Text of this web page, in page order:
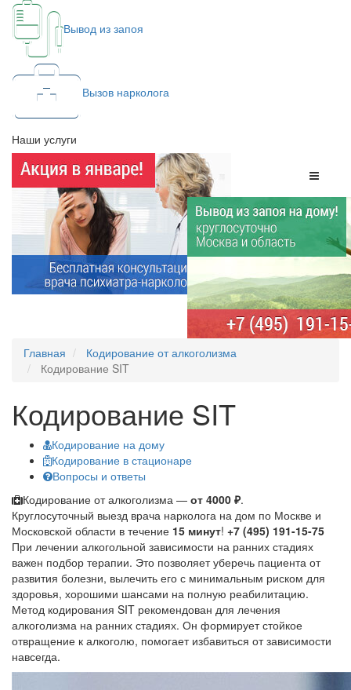
Вывод из запоя
Вызов нарколога
Наши услуги
Меню
Главная
Кодирование от алкоголизма
Кодирование SIT
Кодирование SIT
Кодирование на дому
Кодирование в стационаре
Вопросы и ответы
Кодирование от алкоголизма — от 4000 ₽.
Круглосуточный выезд врача нарколога на дом по Москве и
Московской области в течение 15 минут! +7 (495) 191-15-75
При лечении алкогольной зависимости на ранних стадиях
важен подбор терапии. Это позволяет уберечь пациента от
развития болезни, вылечить его с минимальным риском для
здоровья, хорошими шансами на полную реабилитацию.
Метод кодирования SIT рекомендован для лечения
алкоголизма на ранних стадиях. Он формирует стойкое
отвращение к алкоголю, помогает избавиться от зависимости
навсегда.